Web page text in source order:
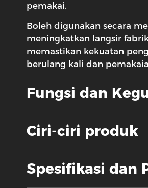
pemakai.
Boleh digunakan secara
meningkatkan langsir
memastikan kekuatan
berulang kali dan
Fungsi dan
Ciri-ciri produk
Spesifikasi dan